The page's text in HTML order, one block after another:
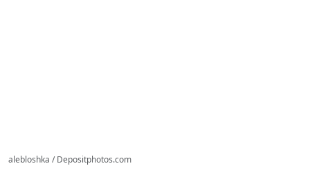
alebloshka / Depositphotos.com